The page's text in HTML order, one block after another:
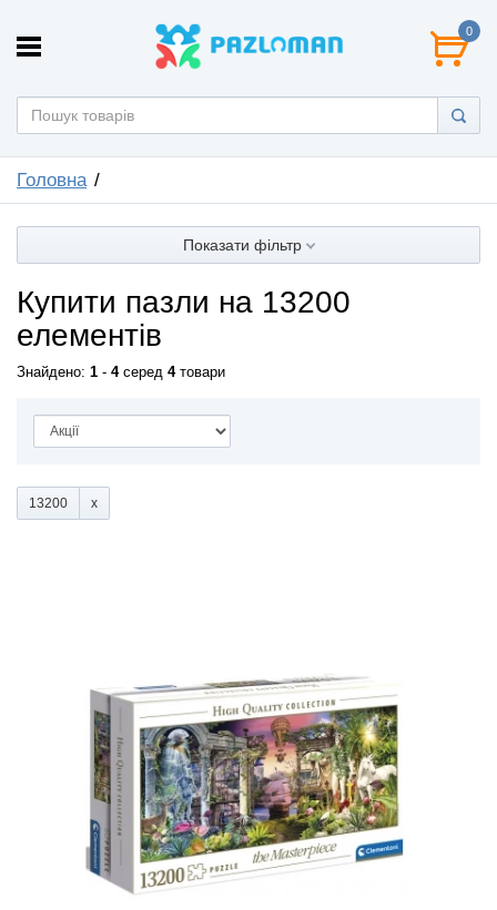
0
Головна
Показати фільтр
Купити пазли на 13200
елементів
Знайдено: 1 - 4серед 4товари
13200